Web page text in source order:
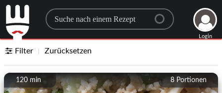
Search for a recipe
Login
Filter Zurücksetzen
8 Portionen
120 min